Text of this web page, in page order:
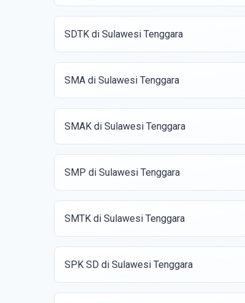
SDTK di Sulawesi Tenggara
SMA di Sulawesi Tenggara
SMAK di Sulawesi Tenggara
SMP di Sulawesi Tenggara
SMTK di Sulawesi Tenggara
SPK SD di Sulawesi Tenggara